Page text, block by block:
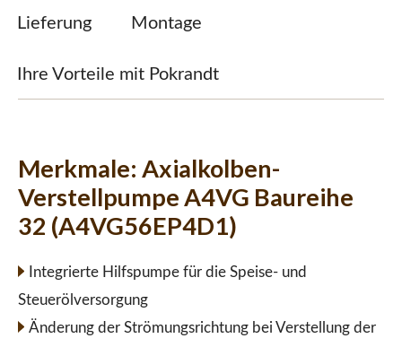
Lieferung Montage
Ihre Vorteile mit Pokrandt
Merkmale: Axialkolben-
Verstellpumpe A4VG Baureihe
32 (A4VG56EP4D1)
Integrierte Hilfspumpe für die Speise- und
Steuerölversorgung
Änderung der Strömungsrichtung bei Verstellung der